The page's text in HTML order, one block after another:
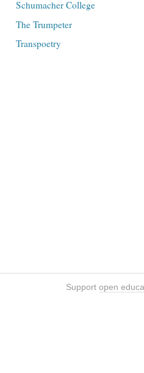
Schumacher College
The Trumpeter
Transpoetry
Support open